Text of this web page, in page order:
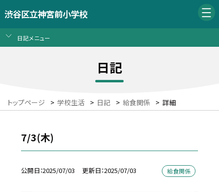
渋谷区立神宮前小学校
日記メニュー
日記
トップページ > 学校生活 > 日記 > 給食関係 > 詳細
7/3(木)
公開日 2025/07/03 更新日 2025/07/03 給食関係